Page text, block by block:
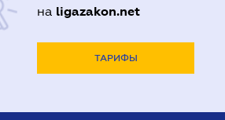
на ligazakon.net
ТАРИФЫ